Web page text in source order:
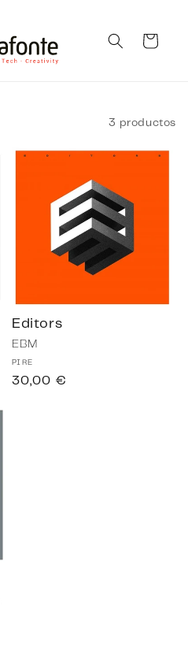
Carrito
3 productos
Editors
EBM
Proveedor:
PIRE
Precio
30,00 €